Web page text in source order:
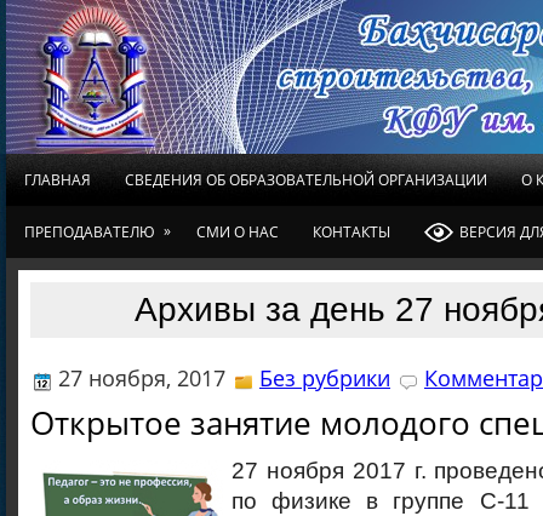
ГЛАВНАЯ СВЕДЕНИЯ ОБ ОБРАЗОВАТЕЛЬНОЙ ОРГАНИЗАЦИИ О
ПРЕПОДАВАТЕЛЮ » СМИ О НАС КОНТАКТЫ ВЕРСИЯ
Архивы за день 27
27 ноября, 2017 Без рубрики
Открытое занятие молодого
27 ноября 2017 г.
по физике в группе С-